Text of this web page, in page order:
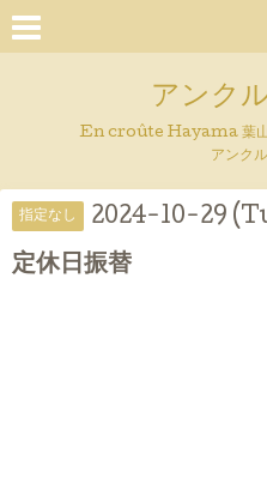
アンク
En croûte Hayama 葉山
アンク
指定なし 2024-10-29
定休日振替